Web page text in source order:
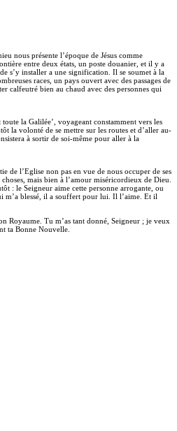
nous présente l’époque de Jésus comme
entre deux états, un poste douanier, et il y a
s’y installer a une signification. Il se soumet à la
races, un pays ouvert avec des passages de
calfeutré bien au chaud avec des personnes qui
la Galilée’, voyageant constamment vers les
la volonté de se mettre sur les routes et d’aller au-
à sortir de soi-même pour aller à la
de l’Eglise non pas en vue de nous occuper de ses
mais bien à l’amour miséricordieux de Dieu.
: le Seigneur aime cette personne arrogante, ou
m’a blessé, il a souffert pour lui. Il l’aime. Et il
Royaume. Tu m’as tant donné, Seigneur ; je veux
ta Bonne Nouvelle.